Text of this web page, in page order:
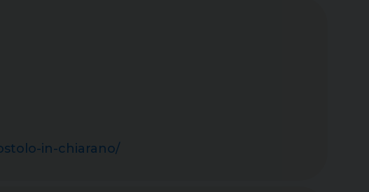
in-chiarano/